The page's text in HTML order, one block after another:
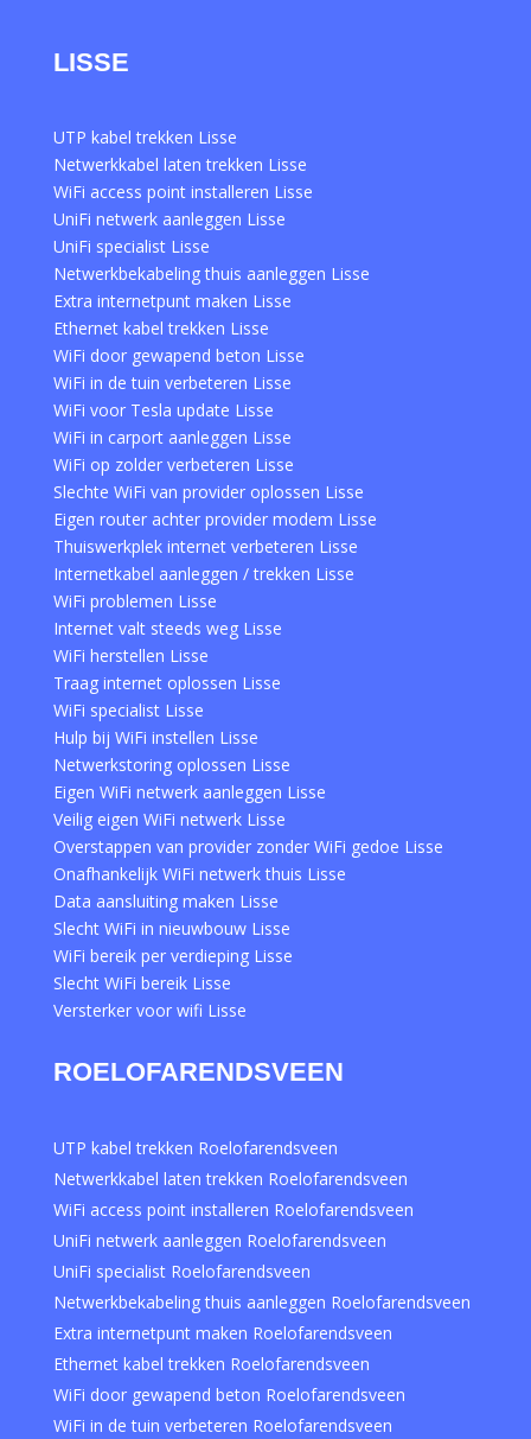
LISSE
UTP kabel trekken Lisse
Netwerkkabel laten trekken Lisse
WiFi access point installeren Lisse
UniFi netwerk aanleggen Lisse
UniFi specialist Lisse
Netwerkbekabeling thuis aanleggen Lisse
Extra internetpunt maken Lisse
Ethernet kabel trekken Lisse
WiFi door gewapend beton Lisse
WiFi in de tuin verbeteren Lisse
WiFi voor Tesla update Lisse
WiFi in carport aanleggen Lisse
WiFi op zolder verbeteren Lisse
Slechte WiFi van provider oplossen Lisse
Eigen router achter provider modem Lisse
Thuiswerkplek internet verbeteren Lisse
Internetkabel aanleggen / trekken Lisse
WiFi problemen Lisse
Internet valt steeds weg Lisse
WiFi herstellen Lisse
Traag internet oplossen Lisse
WiFi specialist Lisse
Hulp bij WiFi instellen Lisse
Netwerkstoring oplossen Lisse
Eigen WiFi netwerk aanleggen Lisse
Veilig eigen WiFi netwerk Lisse
Overstappen van provider zonder WiFi gedoe Lisse
Onafhankelijk WiFi netwerk thuis Lisse
Data aansluiting maken Lisse
Slecht WiFi in nieuwbouw Lisse
WiFi bereik per verdieping Lisse
Slecht WiFi bereik Lisse
Versterker voor wifi Lisse
ROELOFARENDSVEEN
UTP kabel trekken Roelofarendsveen
Netwerkkabel laten trekken Roelofarendsveen
WiFi access point installeren Roelofarendsveen
UniFi netwerk aanleggen Roelofarendsveen
UniFi specialist Roelofarendsveen
Netwerkbekabeling thuis aanleggen Roelofarendsveen
Extra internetpunt maken Roelofarendsveen
Ethernet kabel trekken Roelofarendsveen
WiFi door gewapend beton Roelofarendsveen
WiFi in de tuin verbeteren Roelofarendsveen